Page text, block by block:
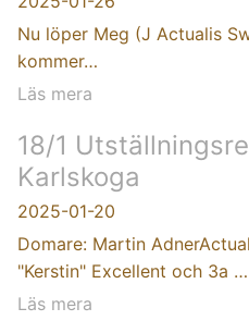
Nu löper Meg (J Actualis
kommer…
Läs mera
18/1
Karlskoga
2025-01-20
Domare: Martin
"Kerstin" Excellent och 3a …
Läs mera